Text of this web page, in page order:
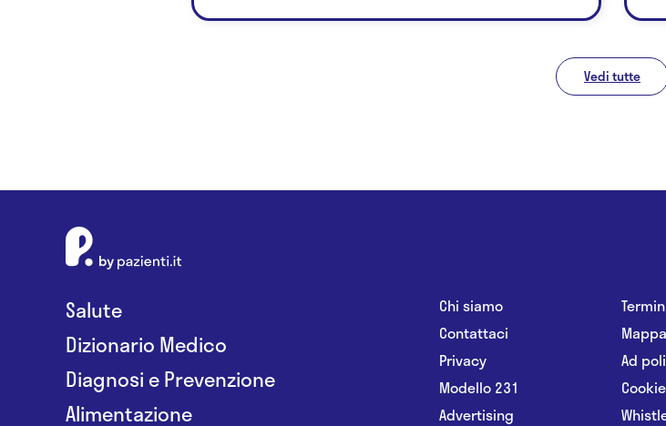
Vedi tutte
Salute
Dizionario Medico
Diagnosi e Prevenzione
Alimentazione
Chi siamo
Contattaci
Privacy
Modello 231
Advertising
Ad